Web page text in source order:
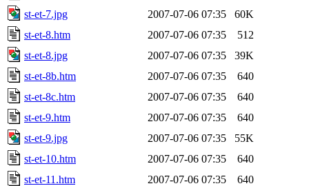
st-et-7.jpg
2007-07-06 07:35
60K
st-et-8.htm
2007-07-06 07:35
512
st-et-8.jpg
2007-07-06 07:35
39K
st-et-8b.htm
2007-07-06 07:35
640
st-et-8c.htm
2007-07-06 07:35
640
st-et-9.htm
2007-07-06 07:35
640
st-et-9.jpg
2007-07-06 07:35
55K
st-et-10.htm
2007-07-06 07:35
640
st-et-11.htm
2007-07-06 07:35
640